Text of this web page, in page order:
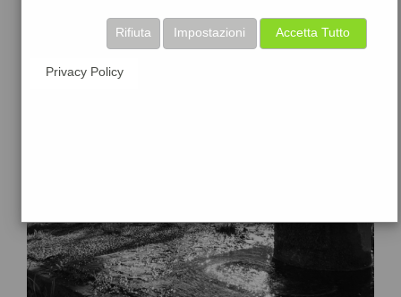
Accetta Tutto
Impostazioni
Rifiuta
Privacy Policy